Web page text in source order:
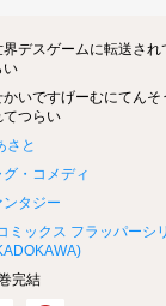
界デスゲームに転送され
い
かいですげーむにてんそ
てつらい
さと
グ・コメディ
ンタジー
ミックス フラッパーシ
)
完結